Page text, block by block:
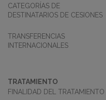
CATEGORÍAS DE
DESTINATARIOS DE CESIONES
TRANSFERENCIAS
INTERNACIONALES
TRATAMIENTO
FINALIDAD DEL TRATAMIENTO